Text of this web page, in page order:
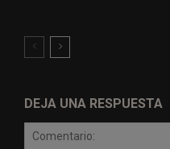
DEJA UNA RESPUESTA